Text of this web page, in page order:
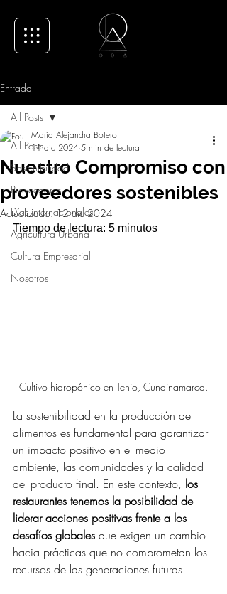
Entrada
All Posts
Sostenibilidad
Proveedores
Días internacionales
Agricultura Urbana
Cultura Empresarial
Nosotros
All Posts
Nuestro Compromiso con
proveedores sostenibles
María Alejandra Botero
11 dic 2024 5 min de lectura
Actualizado:12 dic 2024
Tiempo de lectura: 5 minutos
Cultivo hidropónico en Tenjo, Cundinamarca.
La sostenibilidad en la producción de
alimentos es fundamental para garantizar
un impacto positivo en el medio
ambiente, las comunidades y la calidad
del producto final. En este contexto, los
restaurantes tenemos la posibilidad de
liderar acciones positivas frente a los
desafíos globales que exigen un cambio
hacia prácticas que no comprometan los
recursos de las generaciones futuras.